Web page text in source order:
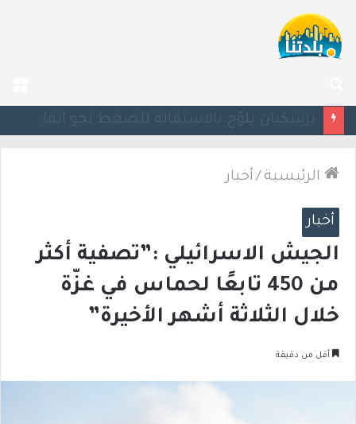
عن
الرئيسية / أخبار
أخبار
الجيش الاسرائيلي :”تصفية أكثر
من 450 تابعًا لحماس في غزّة
خلال الثلاثة أشهر الأخيرة”
أقل من دقيقة